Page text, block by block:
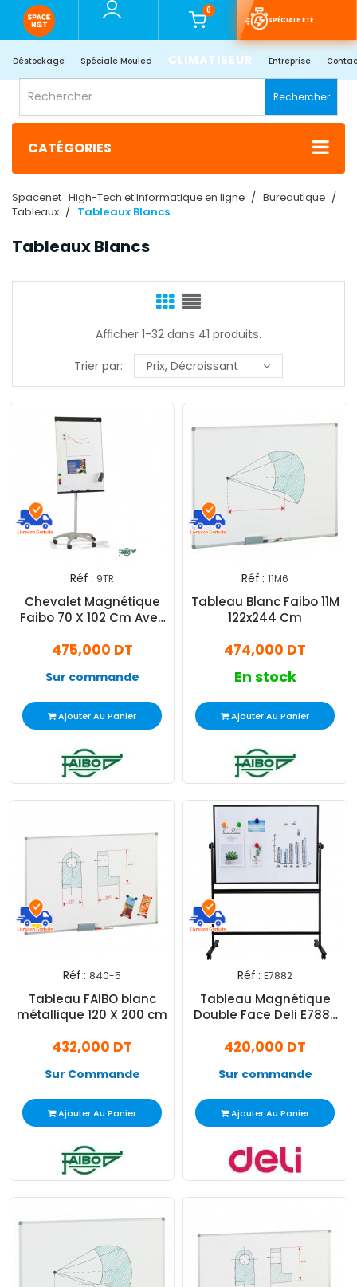
0
SPÉCIALE ÉTÉ
Déstockage Spéciale Mouled CLIMATISEUR Entreprise
Rechercher
CATÉGORIES
Spacenet : High-Tech et Informatique en ligne
Bureautique
Tableaux
Tableaux Blancs
Tableaux Blancs
Afficher 1-32 dans 41 produits.
Trier par:
Prix, Décroissant
Réf : 9TR
Chevalet Magnétique
Faibo 70 X 102 Cm Avec
475,000 DT
Sur commande
Ajouter Au Panier
Réf : 11M6
Tableau Blanc Faibo 11M
122x244 Cm
474,000 DT
En stock
Ajouter Au Panier
Réf : 840-5
Tableau FAIBO blanc
métallique 120 X 200 cm
432,000 DT
Sur Commande
Ajouter Au Panier
Réf : E7882
Tableau Magnétique
Double Face Deli E7882
420,000 DT
Sur commande
Ajouter Au Panier